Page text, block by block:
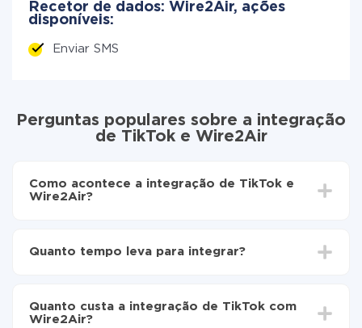
Recetor de dados: Wire2Air, ações
disponíveis:
Enviar SMS
Perguntas populares sobre a integração
de TikTok e Wire2Air
Como acontece a integração de TikTok e
Wire2Air?
Wire2Air
automaticamente de TikTok para Wire2Air
Quanto tempo leva para integrar?
30 minutos. Em média, a configuração leva de 10 a 15
minutos.
Quanto custa a integração de TikTok com
Wire2Air?